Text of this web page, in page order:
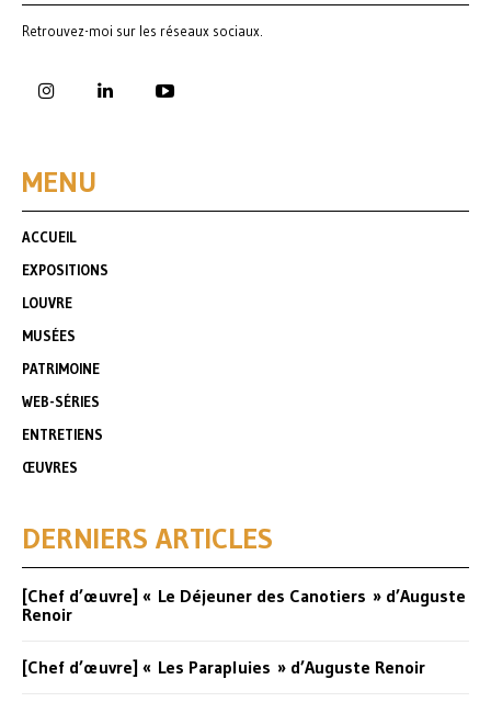
Retrouvez-moi sur les réseaux sociaux.
MENU
ACCUEIL
EXPOSITIONS
LOUVRE
MUSÉES
PATRIMOINE
WEB-SÉRIES
ENTRETIENS
ŒUVRES
DERNIERS ARTICLES
[Chef d’œuvre] « Le Déjeuner des Canotiers » d’Auguste
Renoir
[Chef d’œuvre] « Les Parapluies » d’Auguste Renoir